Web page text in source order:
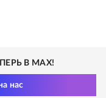
В MAX!
нас